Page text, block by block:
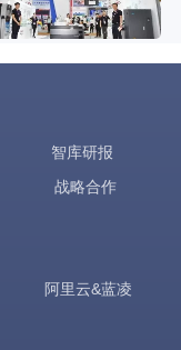
智库研报
战略合作
阿里云&蓝凌